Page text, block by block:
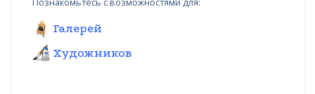
Познакомьтесь с возможностями для:
Галерей
Художников